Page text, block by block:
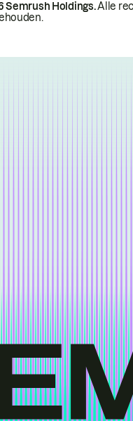
Semrush Holdings.Alle